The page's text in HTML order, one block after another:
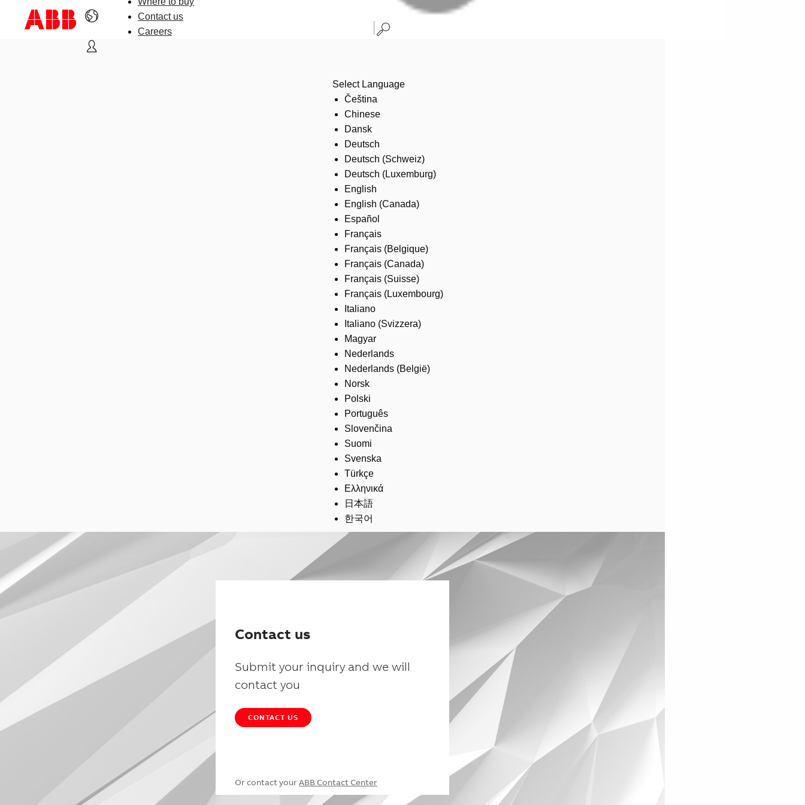
Contact us
Careers
Select Language
Čeština
Chinese
Dansk
Deutsch
Deutsch (Schweiz)
Deutsch (Luxemburg)
English
English (Canada)
Español
Français
Français (Belgique)
Français (Canada)
Français (Suisse)
Français (Luxembourg)
Italiano
Italiano (Svizzera)
Magyar
Nederlands
Nederlands (België)
Norsk
Polski
Português
Slovenčina
Suomi
Svenska
Türkçe
Ελληνικά
日本語
한국어
Contact us
Submit your inquiry and we will
contact you
CONTACT US
Or contact your ABB Contact Center